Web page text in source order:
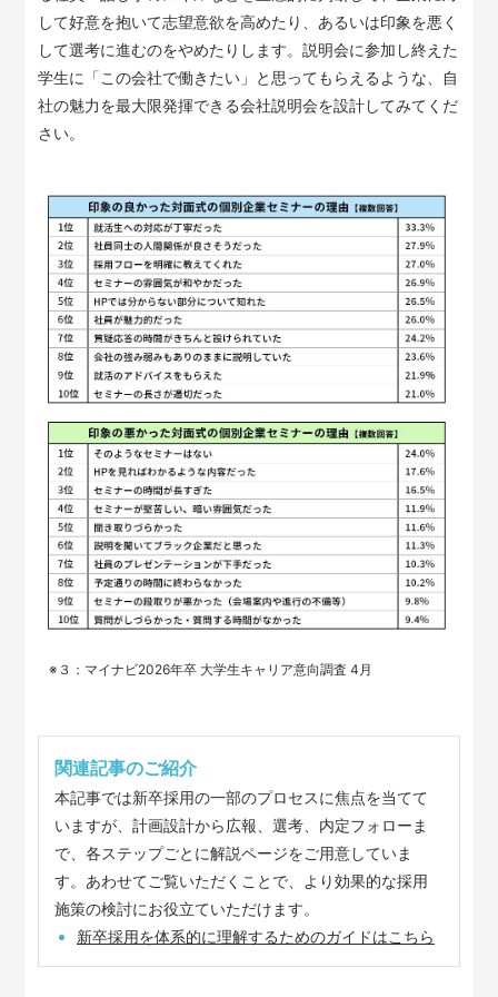
して好意を抱いて志望意欲を高めたり、あるいは印象を悪く
して選考に進むのをやめたりします。説明会に参加し終えた
学生に「この会社で働きたい」と思ってもらえるような、自
社の魅力を最大限発揮できる会社説明会を設計してみてくだ
さい。
※３：マイナビ2026年卒 大学生キャリア意向調査 4月
関連記事のご紹介
本記事では新卒採用の一部のプロセスに焦点を当てて
いますが、計画設計から広報、選考、内定フォローま
で、各ステップごとに解説ページをご用意していま
す。あわせてご覧いただくことで、より効果的な採用
施策の検討にお役立ていただけます。
新卒採用を体系的に理解するためのガイドはこちら